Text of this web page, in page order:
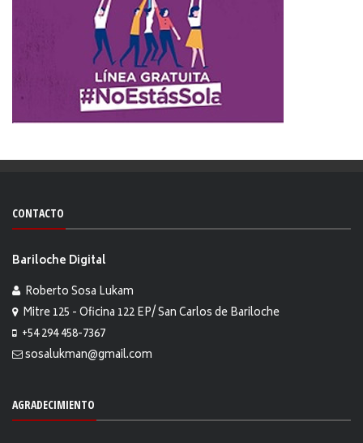
CONTACTO
Bariloche Digital
Roberto Sosa Lukam
Mitre 125 - Oficina 122 EP/ San Carlos de Bariloche
+54 294 458-7367
sosalukman@gmail.com
AGRADECIMIENTO